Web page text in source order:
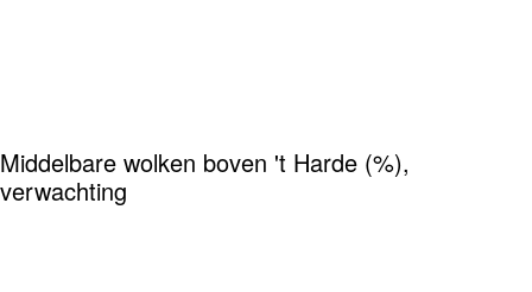
Middelbare wolken boven 't Harde (%),
verwachting